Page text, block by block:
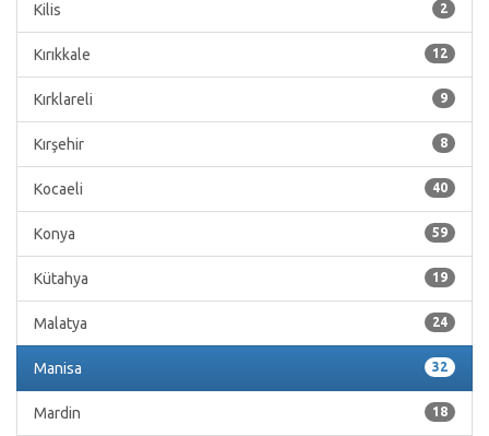
2
Kilis
12
Kırıkkale
9
Kırklareli
8
Kırşehir
40
Kocaeli
59
Konya
19
Kütahya
24
Malatya
32
Manisa
18
Mardin